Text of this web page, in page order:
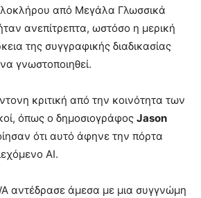
από Μεγάλα Γλωσσικά
ανεπίτρεπτα, ωστόσο η μερική
της συγγραφικής διαδικασίας
γνωστοποιηθεί.
κριτική από την κοινότητα των
όπως ο δημοσιογράφος Jason
ότι αυτό άφηνε την πόρτα
AI.
αντέδρασε άμεσα με μια συγγνώμη